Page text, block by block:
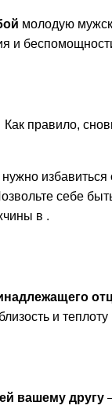
молодую
и
Как правило,
себе
в .
и
вашему другу